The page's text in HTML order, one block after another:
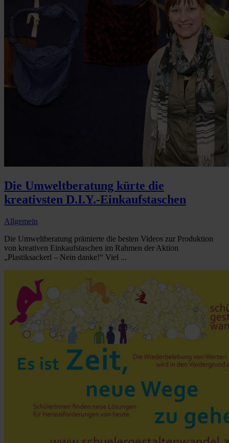
Die Umweltberatung kürte die
kreativsten D.I.Y.-Einkaufstaschen
Allgemein
Die Umweltberatung prämierte die besten Videos zur Produktion
von kreativen Einkaufstaschen im Rahmen der Aktion
„Plastiksackerl – Nein danke!“ Viel ...